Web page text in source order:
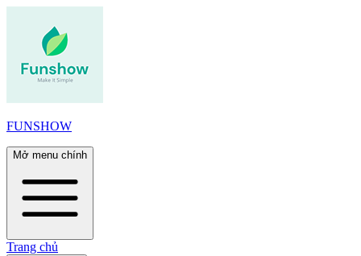
FUNSHOW
Mở menu chính
Trang chủ